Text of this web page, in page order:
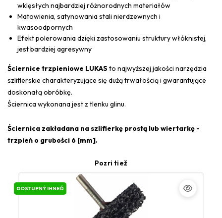
wklęsłych najbardziej różnorodnych materiałów
Matowienia, satynowania stali nierdzewnych i
kwasoodpornych
Efekt polerowania dzięki zastosowaniu struktury włóknistej,
jest bardziej agresywny
Ściernice trzpieniowe LUKAS to najwyższej jakości narzędzia
szlifierskie charakteryzujące się dużą trwałością i gwarantujące
doskonałą obróbkę.
Ściernica wykonana jest z tlenku glinu.
Ściernica zakładana na szlifierkę prostą lub wiertarkę -
trzpień o grubości 6 [mm].
Pozri tiež
DOSTUPNÝ IHNEĎ